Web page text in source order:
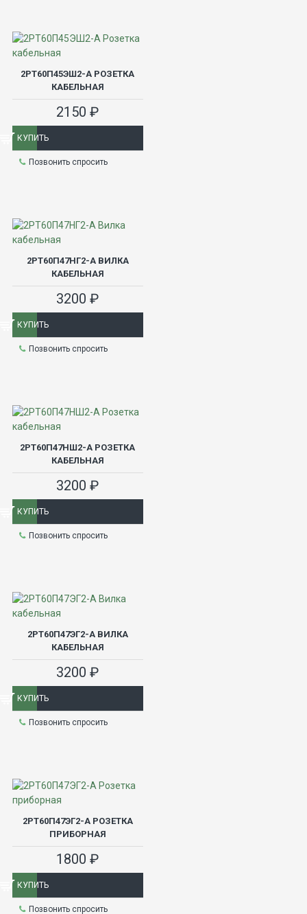
2РТ60П45ЭШ2-А РОЗЕТКА
КАБЕЛЬНАЯ
2150 ₽
КУПИТЬ
Позвонить спросить
2РТ60П47НГ2-А ВИЛКА
КАБЕЛЬНАЯ
3200 ₽
КУПИТЬ
Позвонить спросить
2РТ60П47НШ2-А РОЗЕТКА
КАБЕЛЬНАЯ
3200 ₽
КУПИТЬ
Позвонить спросить
2РТ60П47ЭГ2-А ВИЛКА
КАБЕЛЬНАЯ
3200 ₽
КУПИТЬ
Позвонить спросить
2РТ60П47ЭГ2-А РОЗЕТКА
ПРИБОРНАЯ
1800 ₽
КУПИТЬ
Позвонить спросить